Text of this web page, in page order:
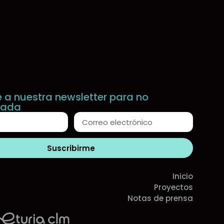
a nuestra newsletter para no
Suscribirme
Inicio
Proyectos
Notas de prensa